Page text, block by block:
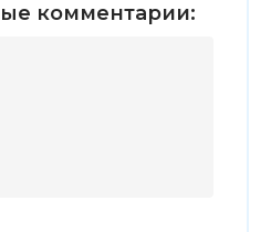
комментарии: